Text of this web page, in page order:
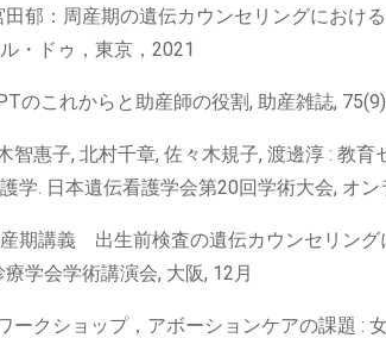
田郁：周産期の遺伝カウンセリングにおけ
・ドゥ，東京，2021
のこれからと助産師の役割, 助産雑誌,
智惠子, 北村千章, 佐々木規子, 渡邊淳 : 教
学. 日本遺伝看護学会第20回学術大会, オン
期講義 出生前検査の遺伝カウンセリン
学会学術講演会, 大阪, 12月
クショップ，アボーションケアの課題 :